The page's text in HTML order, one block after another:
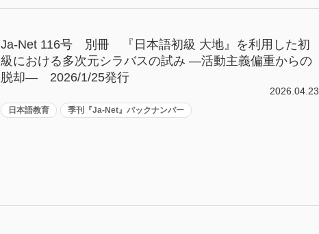
Ja-Net 116号 別冊 『日本語初級 大地』を利用した初
級における多次元シラバスの試み —活動主義偏重からの
脱却— 2026/1/25発行
2026.04.23
日本語教育 季刊『Ja-Net』バックナンバー